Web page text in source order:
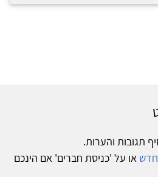
תגובות והערות.
או על 'כניסת חברים' אם הינכם